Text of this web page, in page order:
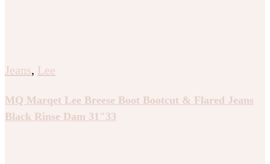
Jeans, Lee
MQ Marqet Lee Breese Boot Bootcut & Flared Jeans
Black Rinse Dam 31″33